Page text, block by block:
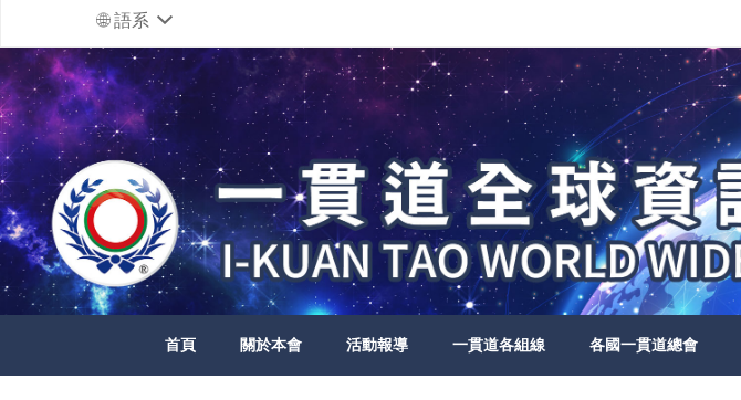
語系
首頁 關於本會 活動報導 一貫道各組線 各國一貫道總會